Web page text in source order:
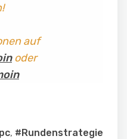
auf
oder
, #Rundenstrategie